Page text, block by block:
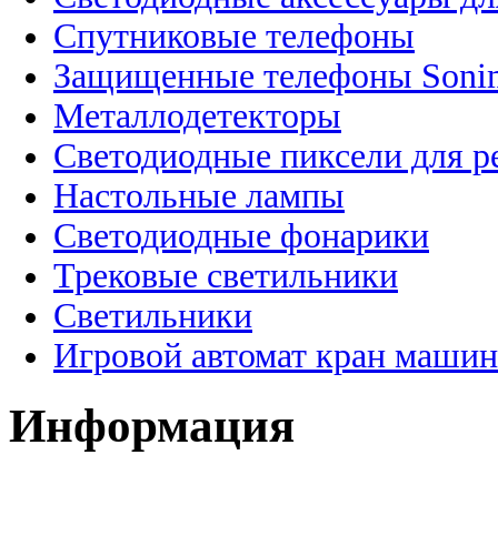
Спутниковые телефоны
Защищенные телефоны
Металлодетекторы
Светодиодные пиксели для
Настольные лампы
Светодиодные фонарики
Трековые светильники
Светильники
Игровой автомат кран
Информация